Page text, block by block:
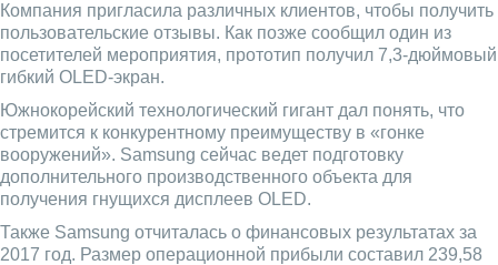
Компания пригласила различных клиентов, чтобы получить
пользовательские отзывы. Как позже сообщил один из
посетителей мероприятия, прототип получил 7,3-дюймовый
гибкий OLED-экран.
Южнокорейский технологический гигант дал понять, что
стремится к конкурентному преимуществу в «гонке
вооружений». Samsung сейчас ведет подготовку
дополнительного производственного объекта для
получения гнущихся дисплеев OLED.
Также Samsung отчиталась о финансовых результатах за
2017 год. Размер операционной прибыли составил 239,58